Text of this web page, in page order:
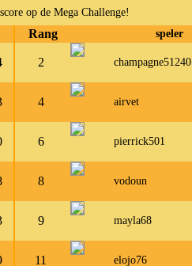
op de Mega Challenge!
Rang speler
2 champagne51240
4 airvet
6 pierrick501
8 vodoun
9 mayla68
11 elojo76